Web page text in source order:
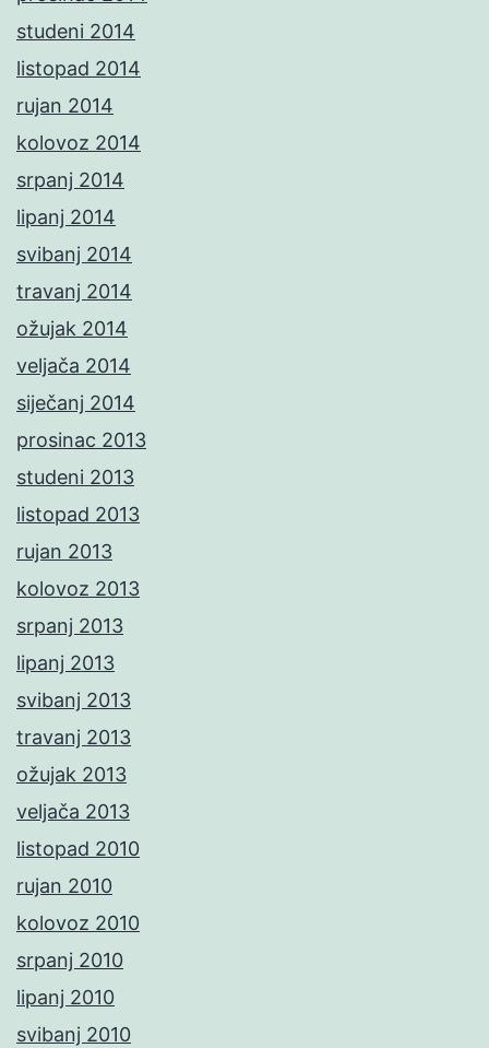
studeni 2014
listopad 2014
rujan 2014
kolovoz 2014
srpanj 2014
lipanj 2014
svibanj 2014
travanj 2014
ožujak 2014
veljača 2014
siječanj 2014
prosinac 2013
studeni 2013
listopad 2013
rujan 2013
kolovoz 2013
srpanj 2013
lipanj 2013
svibanj 2013
travanj 2013
ožujak 2013
veljača 2013
listopad 2010
rujan 2010
kolovoz 2010
srpanj 2010
lipanj 2010
svibanj 2010